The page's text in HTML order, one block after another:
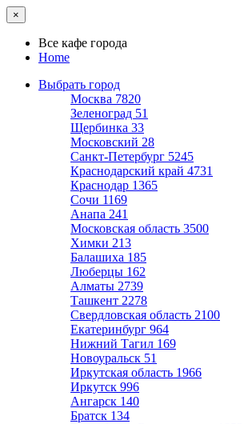
×
Все кафе города
Home
Выбрать город
Москва 7820
Зеленоград 51
Щербинка 33
Московский 28
Санкт-Петербург 5245
Краснодарский край 4731
Краснодар 1365
Сочи 1169
Анапа 241
Московская область 3500
Химки 213
Балашиха 185
Люберцы 162
Алматы 2739
Ташкент 2278
Свердловская область 2100
Екатеринбург 964
Нижний Тагил 169
Новоуральск 51
Иркутская область 1966
Иркутск 996
Ангарск 140
Братск 134